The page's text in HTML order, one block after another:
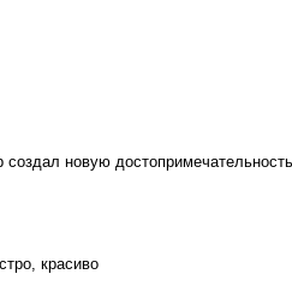
новую достопримечательность
красиво